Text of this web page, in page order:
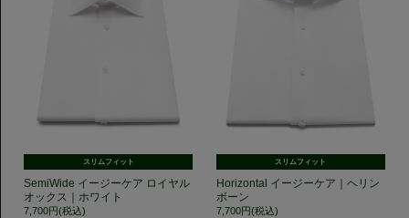
スリムフィット
SemiWide イージーケア ロイヤル
オックス｜ホワイト
7,700円(税込)
スリムフィット
Horizontal イージーケア｜ヘリン
ボーン
7,700円(税込)